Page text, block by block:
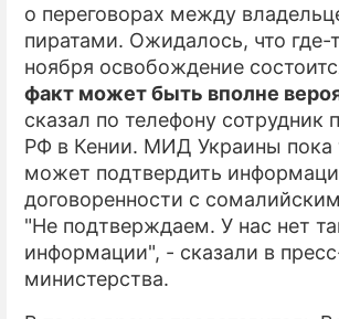
о переговорах между
пиратами. Ожидалось, что где-
ноября освобождение
факт может быть вполне
сказал по телефону сотрудник
РФ в Кении. МИД Украины пока
может подтвердить
договоренности с
"Не подтверждаем. У нас нет
информации", - сказали в
министерства.